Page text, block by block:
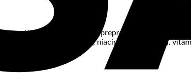
in ga priporočajo za preprečevanje
(Fe), magnezija (Mg), niacina (vitamina B3),